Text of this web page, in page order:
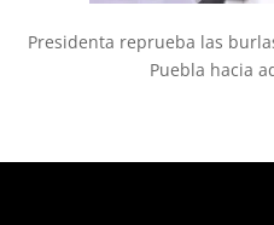
Presidenta reprueba las
Puebla hacia